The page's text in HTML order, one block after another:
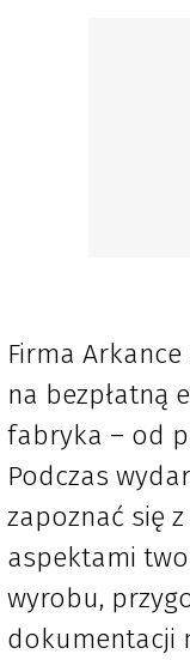
Firma
na bezpłatną
fabryka – od
Podczas
zapoznać się
aspektami
wyrobu,
dokumentacji